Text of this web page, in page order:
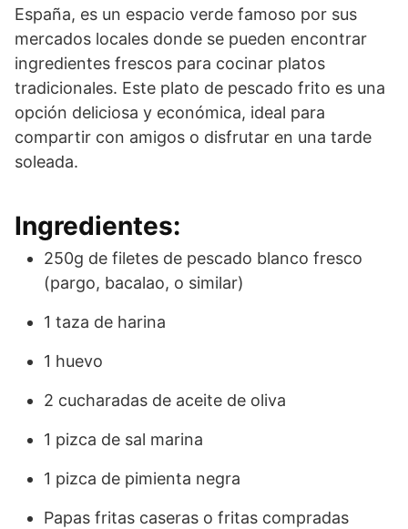
España, es un espacio verde famoso por sus
mercados locales donde se pueden encontrar
ingredientes frescos para cocinar platos
tradicionales. Este plato de pescado frito es una
opción deliciosa y económica, ideal para
compartir con amigos o disfrutar en una tarde
soleada.
Ingredientes:
250g de filetes de pescado blanco fresco
(pargo, bacalao, o similar)
1 taza de harina
1 huevo
2 cucharadas de aceite de oliva
1 pizca de sal marina
1 pizca de pimienta negra
Papas fritas caseras o fritas compradas